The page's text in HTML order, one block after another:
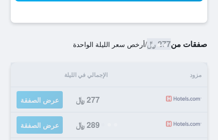
صفقات من277 ﷼ /أرخص سعر الليلة الواحدة
مزود الإجمالي في الليلة
277 ﷼ عرض الصفقة
289 ﷼ عرض الصفقة